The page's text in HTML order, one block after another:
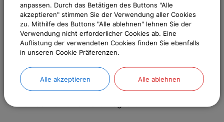
wirtschaftliche Vorteile von gewisser Dauer aus
dem Fremdenverkehr hat. Der
Fremdenverkehrsbeitrag ist in
Fremdenverkehrsgemeinden eine nicht
diese Einnahmen wären in vielen Gemeinden
kommunale Aktivitäten zur Förderung des
anpassen. Durch das Betätigen des Buttons "Alle
akzeptieren" stimmen Sie der Verwendung aller Cookies
zu. Mithilfe des Buttons "Alle ablehnen" lehnen Sie der
Verwendung nicht erforderlicher Cookies ab. Eine
Auflistung der verwendeten Cookies finden Sie ebenfalls
in unseren Cookie Präferenzen.
Alle akzeptieren Alle ablehnen